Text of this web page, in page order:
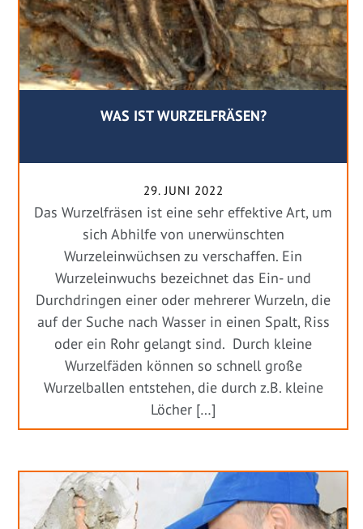
WAS IST WURZELFRÄSEN?
29. JUNI 2022
Das Wurzelfräsen ist eine sehr effektive Art, um
sich Abhilfe von unerwünschten
Wurzeleinwüchsen zu verschaffen. Ein
Wurzeleinwuchs bezeichnet das Ein- und
Durchdringen einer oder mehrerer Wurzeln, die
auf der Suche nach Wasser in einen Spalt, Riss
oder ein Rohr gelangt sind. Durch kleine
Wurzelfäden können so schnell große
Wurzelballen entstehen, die durch z.B. kleine
Löcher […]